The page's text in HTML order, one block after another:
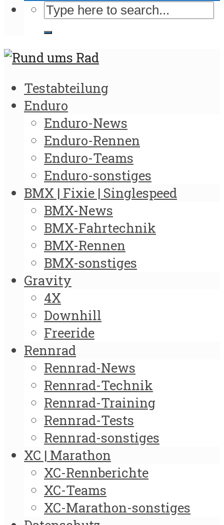
Testabteilung
Enduro
Enduro-News
Enduro-Rennen
Enduro-Teams
Enduro-sonstiges
BMX | Fixie | Singlespeed
BMX-News
BMX-Fahrtechnik
BMX-Rennen
BMX-sonstiges
Gravity
4X
Downhill
Freeride
Rennrad
Rennrad-News
Rennrad-Technik
Rennrad-Training
Rennrad-Tests
Rennrad-sonstiges
XC | Marathon
XC-Rennberichte
XC-Teams
XC-Marathon-sonstiges